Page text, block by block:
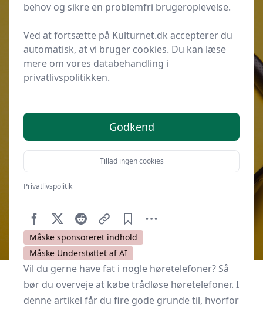
Udgivet i Fritid
4 ting du skal overveje når du
køber trådløse høretelefoner
Måske sponsoreret indhold
Måske Understøttet af AI
Vil du gerne have fat i nogle høretelefoner? Så
bør du overveje at købe trådløse høretelefoner. I
denne artikel får du fire gode grunde til, hvorfor
behov og sikre en problemfri brugeroplevelse.
Ved at fortsætte på Kulturnet.dk accepterer du
automatisk, at vi bruger cookies. Du kan læse
mere om vores databehandling i
privatlivspolitikken.
Godkend
Tillad ingen cookies
Privatlivspolitik